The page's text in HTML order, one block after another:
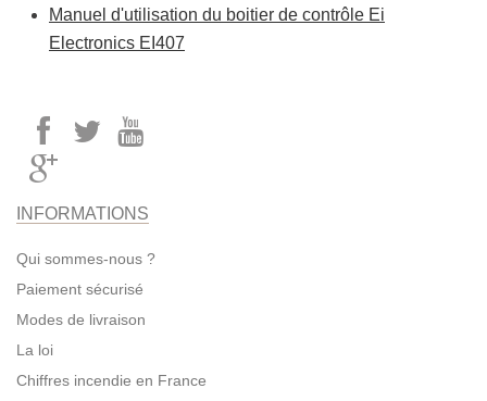
Manuel d'utilisation du boitier de contrôle Ei
Electronics EI407
INFORMATIONS
Qui sommes-nous ?
Paiement sécurisé
Modes de livraison
La loi
Chiffres incendie en France